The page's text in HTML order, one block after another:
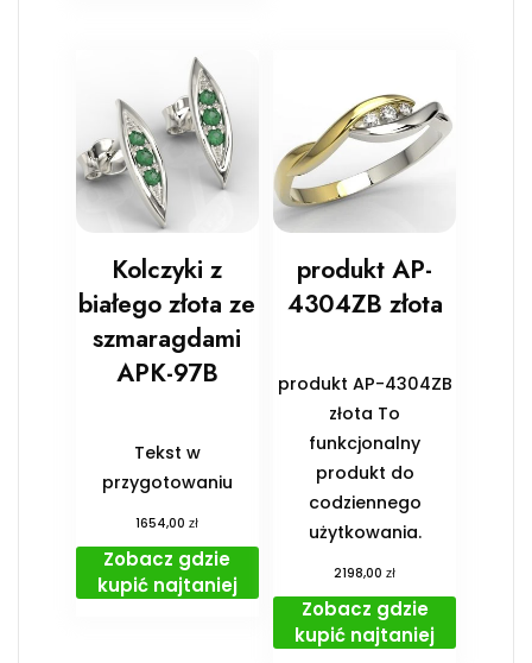
Kolczyki z
białego złota ze
szmaragdami
APK-97B
Tekst w
przygotowaniu
1654,00zł
Zobacz gdzie
kupić najtaniej
produkt AP-
4304ZB złota
produkt AP-4304ZB
złota To
funkcjonalny
produkt do
codziennego
użytkowania.
2198,00zł
Zobacz gdzie
kupić najtaniej